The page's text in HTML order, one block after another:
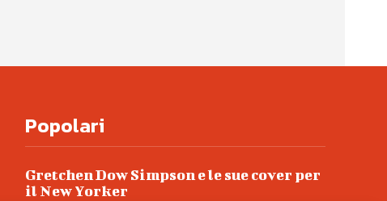
Popolari
Gretchen Dow Simpson e le sue cover per
il New Yorker